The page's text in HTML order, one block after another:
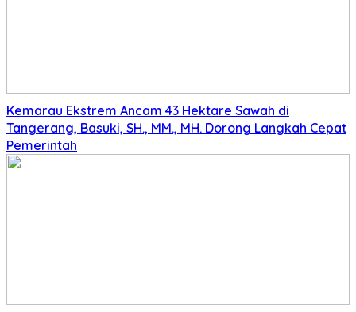
Kemarau Ekstrem Ancam 43 Hektare Sawah di
Tangerang, Basuki, SH., MM., MH. Dorong Langkah Cepat
Pemerintah